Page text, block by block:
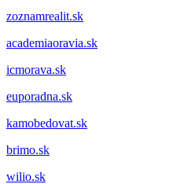
zoznamrealit.sk
academiaoravia.sk
icmorava.sk
euporadna.sk
kamobedovat.sk
brimo.sk
wilio.sk